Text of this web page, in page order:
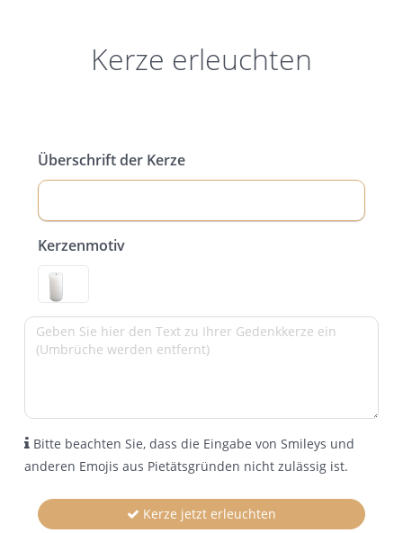
Kerze erleuchten
Überschrift der Kerze
Kerzenmotiv
Bitte beachten Sie, dass die Eingabe von Smileys und
anderen Emojis aus Pietätsgründen nicht zulässig ist.
Kerze jetzt erleuchten